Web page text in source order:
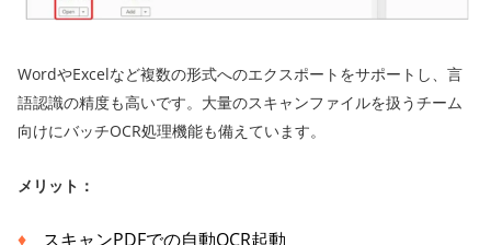
WordやExcelなど複数の形式へのエクスポートをサポートし、言
語認識の精度も高いです。大量のスキャンファイルを扱うチーム
向けにバッチOCR処理機能も備えています。
メリット：
スキャンPDFでの自動OCR起動